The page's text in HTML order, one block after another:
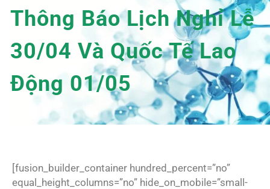
Thông Báo Lịch Nghỉ Lễ
30/04 Và Quốc Tế Lao
Động 01/05
[fusion_builder_container hundred_percent=”no”
equal_height_columns=”no” hide_on_mobile=”small-